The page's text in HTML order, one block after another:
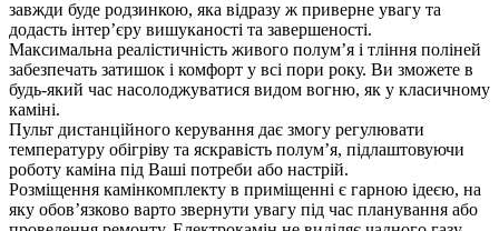
завжди буде родзинкою, яка відразу ж приверне увагу та
додасть інтер’єру вишуканості та завершеності.
Максимальна реалістичність живого полум’я і тління поліней
забезпечать затишок і комфорт у всі пори року. Ви зможете в
будь-який час насолоджуватися видом вогню, як у класичному
каміні.
Пульт дистанційного керування дає змогу регулювати
температуру обігріву та яскравість полум’я, підлаштовуючи
роботу каміна під Ваші потреби або настрій.
Розміщення камінкомплекту в приміщенні є гарною ідеєю, на
яку обов’язково варто звернути увагу під час планування або